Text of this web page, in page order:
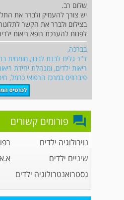
שלום רב.
יש צורך להעמיק ולברר את
בצילום ולברר את הקשר
לפנות להערכת רופא ריאות
בברכה,
ד"ר גלית לבנת לבנון, מומחית
ריאות ילדים, ומנהלת יחידת
פיברוזיס במרכז הרפואי כרמל,
פורומים קשורים
נוירולוגיה ילדים
שיניים ילדים
גסטרואנטרולוגיה ילדים